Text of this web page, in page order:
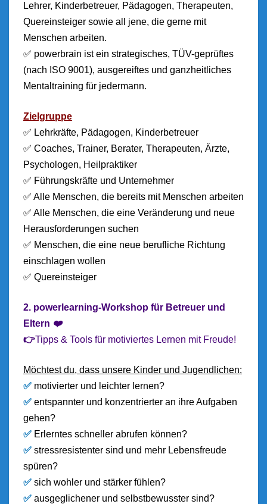
Lehrer, Kinderbetreuer, Pädagogen, Therapeuten,
Quereinsteiger sowie all jene, die gerne mit
Menschen arbeiten.
✅ powerbrain ist ein strategisches, TÜV-geprüftes
(nach ISO 9001), ausgereiftes und ganzheitliches
Mentaltraining für jedermann.
Zielgruppe
✅ Lehrkräfte, Pädagogen, Kinderbetreuer
✅ Coaches, Trainer, Berater, Therapeuten, Ärzte,
Psychologen, Heilpraktiker
✅ Führungskräfte und Unternehmer
✅ Alle Menschen, die bereits mit Menschen arbeiten
✅ Alle Menschen, die eine Veränderung und neue
Herausforderungen suchen
✅ Menschen, die eine neue berufliche Richtung
einschlagen wollen
✅ Quereinsteiger
2. powerlearning-Workshop für Betreuer und
Eltern ❤️
👉Tipps & Tools für motiviertes Lernen mit Freude!
Möchtest du, dass unsere Kinder und Jugendlichen:
✅ motivierter und leichter lernen?
✅ entspannter und konzentrierter an ihre Aufgaben
gehen?
✅ Erlerntes schneller abrufen können?
✅ stressresistenter sind und mehr Lebensfreude
spüren?
✅ sich wohler und stärker fühlen?
✅ ausgeglichener und selbstbewusster sind?